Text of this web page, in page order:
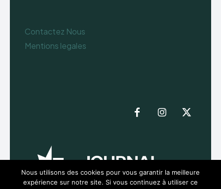
Contactez Nous
Mentions legales
Nous utilisons des cookies pour vous garantir la meilleure
expérience sur notre site. Si vous continuez à utiliser ce